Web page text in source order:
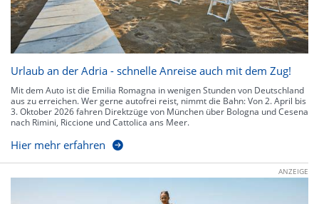
Urlaub an der Adria - schnelle Anreise auch mit dem Zug!
Mit dem Auto ist die Emilia Romagna in wenigen Stunden von Deutschland
aus zu erreichen. Wer gerne autofrei reist, nimmt die Bahn: Von 2. April bis
3. Oktober 2026 fahren Direktzüge von München über Bologna und Cesena
nach Rimini, Riccione und Cattolica ans Meer.
Hier mehr erfahren
ANZEIGE